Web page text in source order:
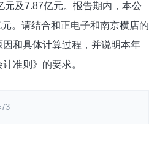
元及7.87亿元。报告期内，本公
。请结合和正电子和南京横店的
和具体计算过程，并说明本年
准则》的要求。